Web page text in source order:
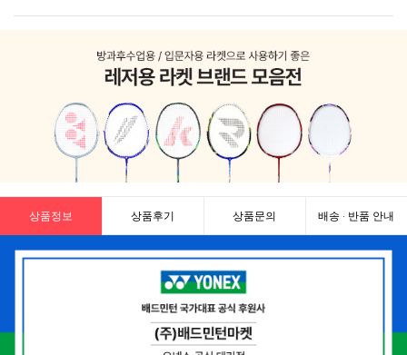
상품정보 상품후기 상품문의 배송 · 반품 안내